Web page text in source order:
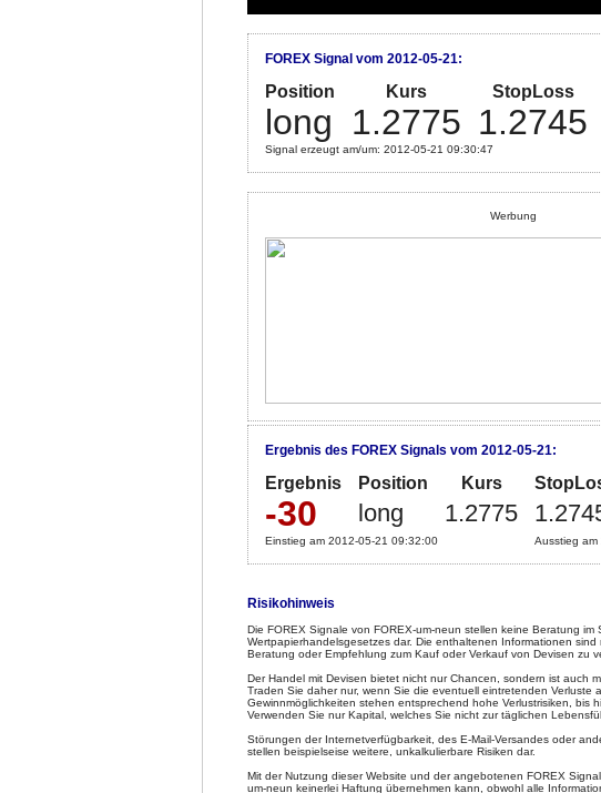
FOREX Signal vom 2012-05-21:
Position Kurs StopLoss
long 1.2775 1.2745
Signal erzeugt am/um: 2012-05-21 09:30:47
Werbung
Ergebnis des FOREX Signals vom 2012-05-21:
Ergebnis Position Kurs
-30 long 1.2775
Einstieg am 2012-05-21 09:32:00 Ausstieg
Risikohinweis
Die FOREX Signale von FOREX-um-neun stellen keine Beratung im
Wertpapierhandelsgesetzes dar. Die enthaltenen Informationen sind
Beratung oder Empfehlung zum Kauf oder Verkauf von Devisen zu
Der Handel mit Devisen bietet nicht nur Chancen, sondern ist auch
Traden Sie daher nur, wenn Sie die eventuell eintretenden Verluste
Gewinnmöglichkeiten stehen entsprechend hohe Verlustrisiken, bis
Verwenden Sie nur Kapital, welches Sie nicht zur täglichen
Störungen der Internetverfügbarkeit, des E-Mail-Versandes oder
stellen beispielseise weitere, unkalkulierbare Risiken dar.
Mit der Nutzung dieser Website und der angebotenen FOREX
um-neun keinerlei Haftung übernehmen kann, obwohl alle